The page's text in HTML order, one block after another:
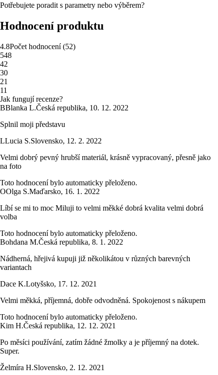
Potřebujete poradit s parametry nebo výběrem?
Hodnocení produktu
4.8Počet hodnocení(52)
548
42
30
21
11
Jak fungují recenze?
BBlanka L.Česká republika, 10. 12. 2022
Splnil moji představu
LLucia S.Slovensko, 12. 2. 2022
Velmi dobrý pevný hrubší materiál, krásně vypracovaný, přesně jako
na foto
Toto hodnocení bylo automaticky přeloženo.
OOlga S.Maďarsko, 16. 1. 2022
Líbí se mi to moc Miluji to velmi měkké dobrá kvalita velmi dobrá
volba
Toto hodnocení bylo automaticky přeloženo.
Bohdana M.Česká republika, 8. 1. 2022
Nádherná, hřejivá kupuji již několikátou v různých barevných
variantach
Dace K.Lotyšsko, 17. 12. 2021
Velmi měkká, příjemná, dobře odvodněná. Spokojenost s nákupem
Toto hodnocení bylo automaticky přeloženo.
Kim H.Česká republika, 12. 12. 2021
Po měsíci používání, zatím žádné žmolky a je příjemný na dotek.
Super.
Želmíra H.Slovensko, 2. 12. 2021